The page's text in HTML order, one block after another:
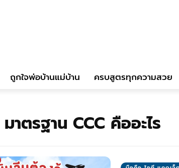
ถูกใจพ่อบ้านแม่บ้าน ครบสูตรทุกความสวย
มาตรฐาน CCC คืออะไร